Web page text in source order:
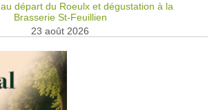
départ du Roeulx et dégustation à la
Brasserie St-Feuillien
23 août 2026